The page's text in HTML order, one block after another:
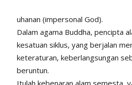
uhanan (impersonal God).
Dalam agama Buddha, pencipta
kesatuan siklus, yang berjalan
keteraturan, keberlangsungan
beruntun.
Itulah kebenaran alam semesta,